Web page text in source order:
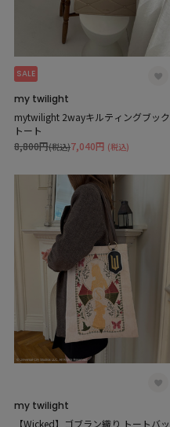
SALE
my twilight
mytwilight 2wayキルティングブック
トート
7,040円 (税込)
8,800円(税込)
my twilight
【Wicked】ゴブラン織り トートバッ